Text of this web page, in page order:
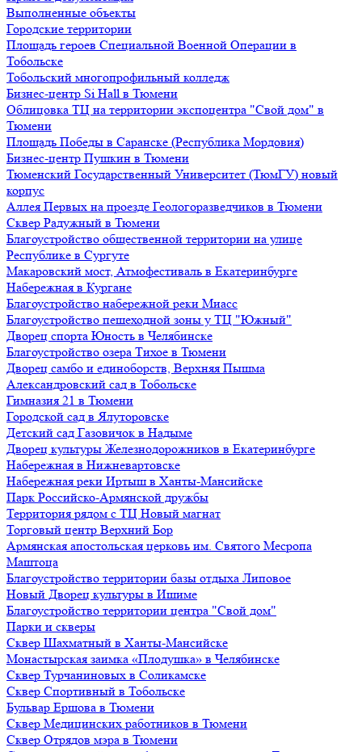
Выполненные объекты
Городские территории
Площадь героев Специальной Военной Операции в
Тобольске
Тобольский многопрофильный колледж
Бизнес-центр Si Hall в Тюмени
Облицовка ТЦ на территории экспоцентра "Свой дом" в
Тюмени
Площадь Победы в Саранске (Республика Мордовия)
Бизнес-центр Пушкин в Тюмени
Тюменский Государственный Университет (ТюмГУ) новый
корпус
Аллея Первых на проезде Геологоразведчиков в Тюмени
Сквер Радужный в Тюмени
Благоустройство общественной территории на улице
Республике в Сургуте
Макаровский мост, Атмофестиваль в Екатеринбурге
Набережная в Кургане
Благоустройство набережной реки Миасс
Благоустройство пешеходной зоны у ТЦ "Южный"
Дворец спорта Юность в Челябинске
Благоустройство озера Тихое в Тюмени
Дворец самбо и единоборств, Верхняя Пышма
Александровский сад в Тобольске
Гимназия 21 в Тюмени
Городской сад в Ялуторовске
Детский сад Газовичок в Надыме
Дворец культуры Железнодорожников в Екатеринбурге
Набережная в Нижневартовске
Набережная реки Иртыш в Ханты-Мансийске
Парк Российско-Армянской дружбы
Территория рядом с ТЦ Новый магнат
Торговый центр Верхний Бор
Армянская апостольская церковь им. Святого Месропа
Маштоца
Благоустройство территории базы отдыха Липовое
Нoвый Двoрeц культуры в Ишимe
Благоустройство территории центра "Свой дом"
Парки и скверы
Сквер Шахматный в Ханты-Мансийске
Монастырская заимка «Плодушка» в Челябинске
Сквер Турчаниновых в Соликамске
Сквер Спортивный в Тобольске
Бульвар Ершова в Тюмени
Сквер Медицинских работников в Тюмени
Сквер Отрядов мэра в Тюмени